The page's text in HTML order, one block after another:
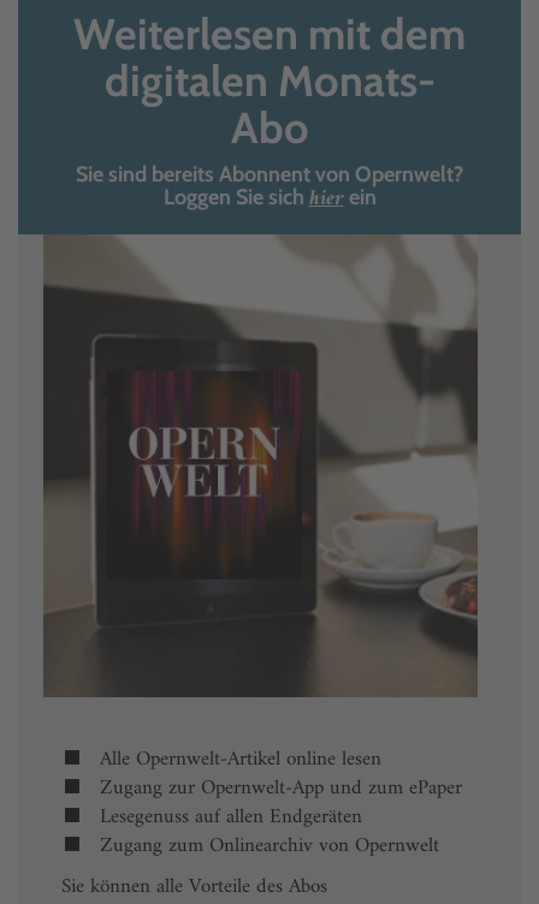
Weiterlesen mit dem
digitalen Monats-
Abo
Sie sind bereits Abonnent von Opernwelt?
Loggen Sie sich hierein
Alle Opernwelt-Artikel online lesen
Zugang zur Opernwelt-App und zum ePaper
Lesegenuss auf allen Endgeräten
Zugang zum Onlinearchiv von Opernwelt
Sie können alle Vorteile des Abos